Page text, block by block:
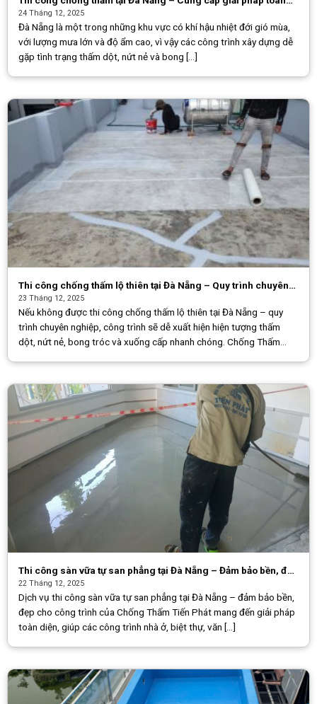
diện cho công trình
24 Tháng 12, 2025
Đà Nẵng là một trong những khu vực có khí hậu nhiệt đới gió mùa,
với lượng mưa lớn và độ ẩm cao, vì vậy các công trình xây dựng dễ
gặp tình trạng thấm dột, nứt nẻ và bong [...]
Thi công chống thấm lộ thiên tại Đà Nẵng – Quy trình chuyên
nghiệp
23 Tháng 12, 2025
Nếu không được thi công chống thấm lộ thiên tại Đà Nẵng – quy
trình chuyên nghiệp, công trình sẽ dễ xuất hiện hiện tượng thấm
dột, nứt nẻ, bong tróc và xuống cấp nhanh chóng. Chống Thấm
Thi công sàn vữa tự san phẳng tại Đà Nẵng – Đảm bảo bền, đẹp
cho công trình
22 Tháng 12, 2025
Dịch vụ thi công sàn vữa tự san phẳng tại Đà Nẵng – đảm bảo bền,
đẹp cho công trình của Chống Thấm Tiến Phát mang đến giải pháp
toàn diện, giúp các công trình nhà ở, biệt thự, văn [...]